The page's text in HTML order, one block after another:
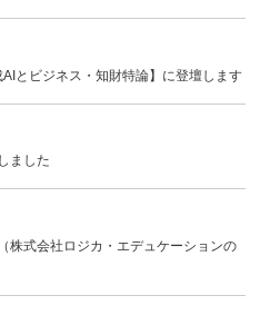
とビジネス・知財特論】に登壇します
ました
株式会社ロジカ・エデュケーションの